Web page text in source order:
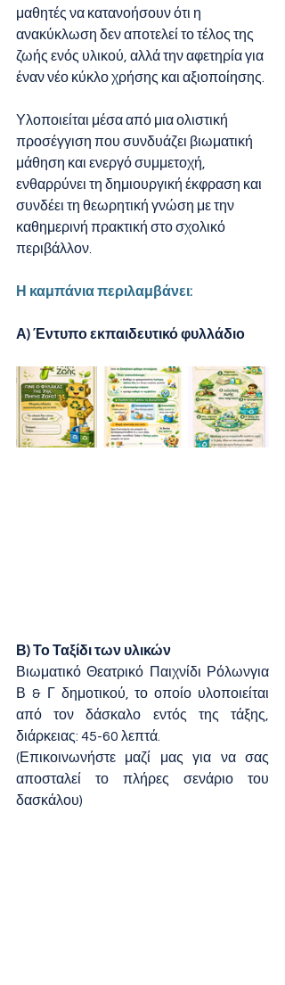
μαθητές να κατανοήσουν ότι η
ανακύκλωση δεν αποτελεί το τέλος της
ζωής ενός υλικού, αλλά την αφετηρία για
έναν νέο κύκλο χρήσης και αξιοποίησης.
Υλοποιείται μέσα από μια ολιστική
προσέγγιση που συνδυάζει βιωματική
μάθηση και ενεργό συμμετοχή,
ενθαρρύνει τη δημιουργική έκφραση και
συνδέει τη θεωρητική γνώση με την
καθημερινή πρακτική στο σχολικό
περιβάλλον.
Η καμπάνια περιλαμβάνει:
Α) Έντυπο εκπαιδευτικό φυλλάδιο
Β) Το Ταξίδι των υλικών
Βιωματικό Θεατρικό Παιχνίδι Ρόλωνγια
Β & Γ δημοτικού, το οποίο υλοποιείται
από τον δάσκαλο εντός της τάξης,
διάρκειας: 45-60 λεπτά.
(Επικοινωνήστε μαζί μας για να σας
αποσταλεί το πλήρες σενάριο του
δασκάλου)